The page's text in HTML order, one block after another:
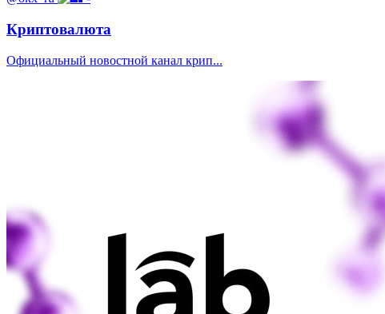
Криптовалюта
Официальный новостной канал крип...